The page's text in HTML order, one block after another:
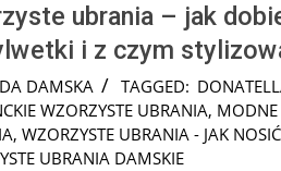
ubrania – jak
i z czym
DAMSKA TAGGED:
WZORZYSTE UBRANIA, MODNE
, WZORZYSTE UBRANIA - JAK
UBRANIA DAMSKIE